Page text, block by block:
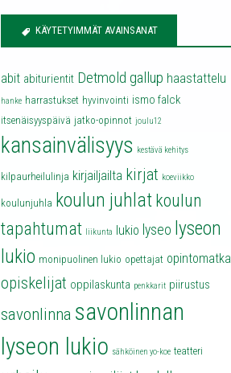
KÄYTETYIMMÄT AVAINSANAT
abit abiturientit Detmold gallup haastattelu
hanke harrastukset hyvinvointi ismo falck
itsenäisyyspäivä jatko-opinnot joulu12
kansainvälisyys kestävä kehitys
kilpaurheilulinja kirjailjailta kirjat koeviikko
koulunjuhla koulun juhlat koulun
tapahtumat liikunta lukio lyseo lyseon
lukio monipuolinen lukio opettajat opintomatka
opiskelijat oppilaskunta penkkarit piirustus
savonlinna savonlinnan
lyseon lukio sähköinen yo-koe teatteri